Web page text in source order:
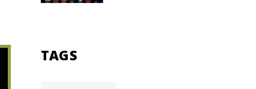
TAGS